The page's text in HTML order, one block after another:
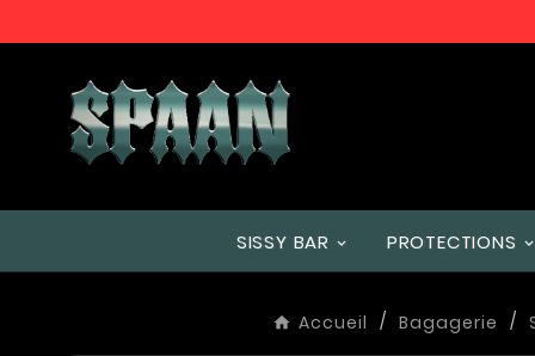
SISSY BAR PROTECTIONS
Accueil Bagagerie